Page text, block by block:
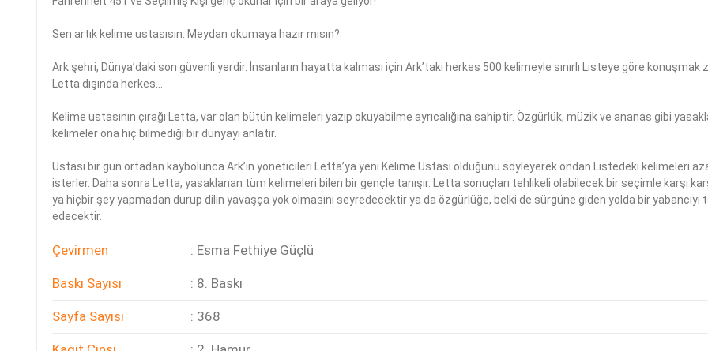
SPK HAZIRLIK KİTAPLARI
ÜNİVERSİTE DERS KİTAPLARI +
ROMAN - KÜLTÜR KİTAPLARI +
KUTULU SETLER +
İNGİLİZCE HİKAYE KİTAPLARI
ALMANCA HİKAYE KİTAPLARI
MANGA - ÇİZGİ ROMAN
FUTBOL - SPORCU KİTAPLARI
Sen artık kelime ustasısın. Meydan okumaya hazır mısın?
Ark şehri, Dünya’daki son güvenli yerdir. İnsanların hayatta kalması için Ark’taki herkes 500 kelimeyle sınırlı Listeye göre konuşmak
Letta dışında herkes...
Kelime ustasının çırağı Letta, var olan bütün kelimeleri yazıp okuyabilme ayrıcalığına sahiptir. Özgürlük, müzik ve ananas gibi
kelimeler ona hiç bilmediği bir dünyayı anlatır.
Ustası bir gün ortadan kaybolunca Ark’ın yöneticileri Letta’ya yeni Kelime Ustası olduğunu söyleyerek ondan Listedeki kelimeleri
isterler. Daha sonra Letta, yasaklanan tüm kelimeleri bilen bir gençle tanışır. Letta sonuçları tehlikeli olabilecek bir seçimle karşı
ya hiçbir şey yapmadan durup dilin yavaşça yok olmasını seyredecektir ya da özgürlüğe, belki de sürgüne giden yolda bir yabancıyı
edecektir.
Çevirmen : Esma Fethiye Güçlü
Baskı Sayısı : 8. Baskı
Sayfa Sayısı : 368